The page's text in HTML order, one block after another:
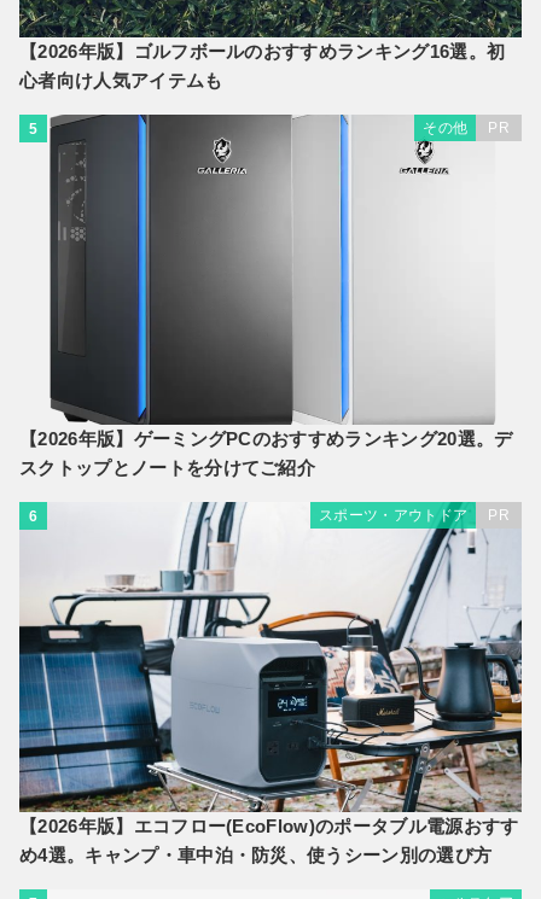
【2026年版】ゴルフボールのおすすめランキング16選。初
心者向け人気アイテムも
5 その他 PR
【2026年版】ゲーミングPCのおすすめランキング20選。デ
スクトップとノートを分けてご紹介
6 スポーツ・アウトドア PR
【2026年版】エコフロー(EcoFlow)のポータブル電源おすす
め4選。キャンプ・車中泊・防災、使うシーン別の選び方